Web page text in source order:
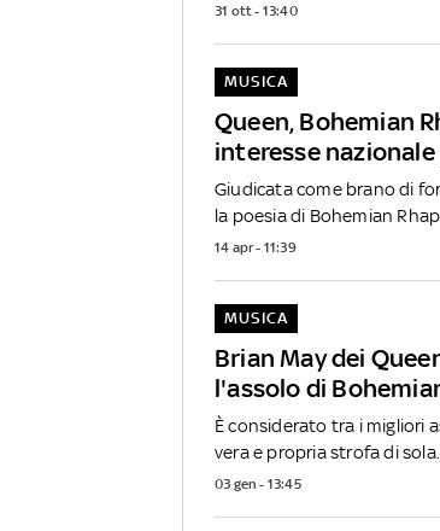
31 ott - 13:40
Queen, Bohemian
interesse nazionale
MUSICA
Giudicata come brano di
la poesia di Bohemian
14 apr - 11:39
Brian May dei
l'assolo di
MUSICA
È considerato tra i migliori
vera e propria strofa di sola...
03 gen - 13:45